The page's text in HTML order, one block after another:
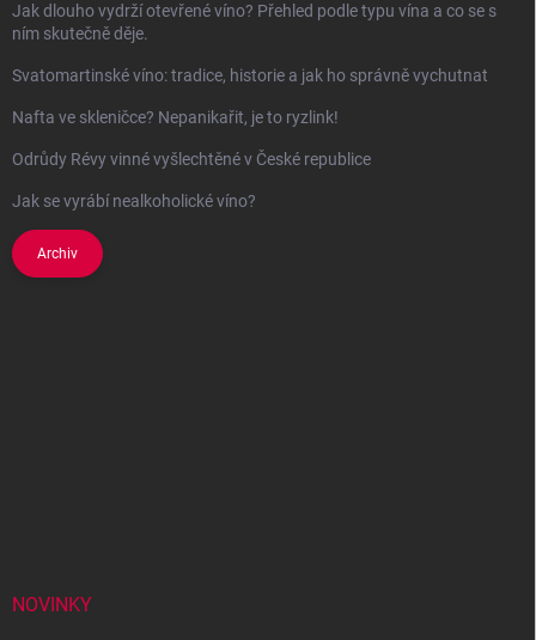
Jak dlouho vydrží otevřené víno? Přehled podle typu vína a co se s
ním skutečně děje.
Svatomartinské víno: tradice, historie a jak ho správně vychutnat
Nafta ve skleničce? Nepanikařit, je to ryzlink!
Odrůdy Révy vinné vyšlechtěné v České republice
Jak se vyrábí nealkoholické víno?
Archiv
NOVINKY